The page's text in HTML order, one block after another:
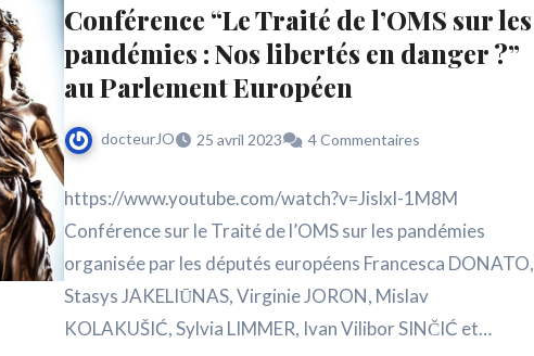
Conférence “Le Traité de l’OMS sur les
pandémies : Nos libertés en danger ?”
au Parlement Européen
docteurJO 25 avril 2023 4 Commentaires
https://www.youtube.com/watch?v=Jislxl-1M8M
Conférence sur le Traité de l’OMS sur les pandémies
organisée par les députés européens Francesca DONATO,
Stasys JAKELIŪNAS, Virginie JORON, Mislav
KOLAKUŠIĆ, Sylvia LIMMER, Ivan Vilibor SINČIĆ et